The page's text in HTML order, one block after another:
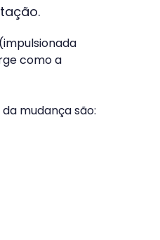
como a
mudança são: